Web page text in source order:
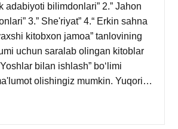
adabiyoti bilimdonlari” 2.” Jahon
3.” She'riyat” 4.“ Erkin sahna
kitobxon jamoa” tanlovining
uchun saralab olingan kitoblar
bilan ishlash” bo‘limi
olishingiz mumkin. Yuqori…